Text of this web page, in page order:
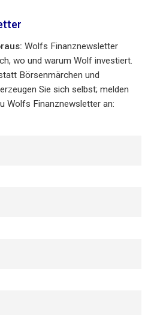
Wolfs Finanznewsletter
wo und warum Wolf investiert.
Börsenmärchen und
Sie sich selbst; melden
Wolfs Finanznewsletter an: